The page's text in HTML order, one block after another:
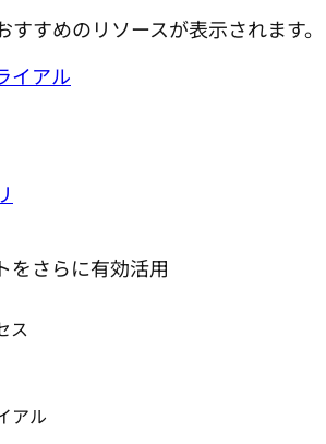
すすめのリソースが表示されます。
イアル
をさらに有効活用
ス
アル